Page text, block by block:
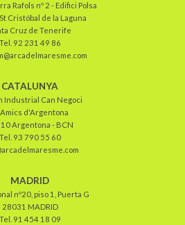
Rafols nº 2 - Edifici Polsa
Cristóbal de la Laguna
Cruz de Tenerife
Tel. 92 231 49 86
CATALUNYA
Industrial Can Negoci
Amics d'Argentona
Argentona - BCN
Tel. 93 790 55 60
MADRID
nº20, piso 1, Puerta G
28031 MADRID
Tel. 91 454 18 09